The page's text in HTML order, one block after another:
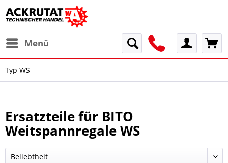
Menü
Typ WS
Ersatzteile für BITO
Weitspannregale WS